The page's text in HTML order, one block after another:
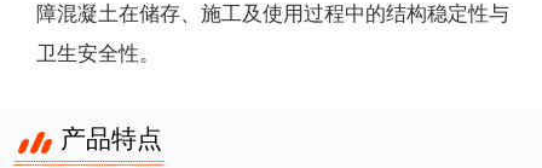
障混凝土在储存、施工及使用过程中的结构稳定性与
卫生安全性。
产品特点